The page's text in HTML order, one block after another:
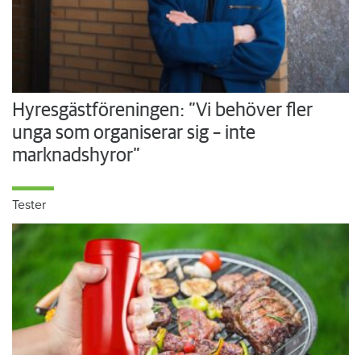
Hyresgästföreningen: ”Vi behöver fler
unga som organiserar sig – inte
marknadshyror”
Tester